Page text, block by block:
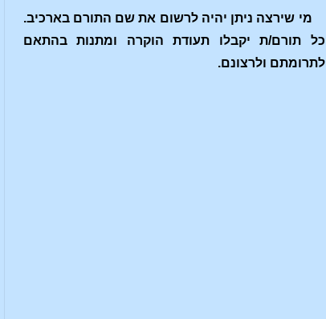
מי שירצה ניתן יהיה לרשום את שם התורם בארכיב.
כל תורם/ת יקבלו תעודת הוקרה ומתנות בהתאם
לתרומתם ולרצונם.